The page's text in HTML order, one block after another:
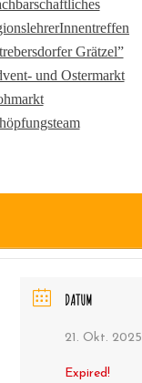
Grätzel”
und Ostermarkt
DATUM
21. Okt. 2025
Expired!